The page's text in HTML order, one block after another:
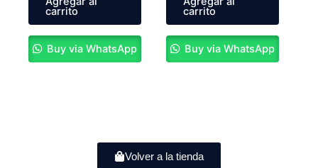
carrito
Buy via WhatsApp
carrito
Buy via WhatsApp
Volver a la tienda